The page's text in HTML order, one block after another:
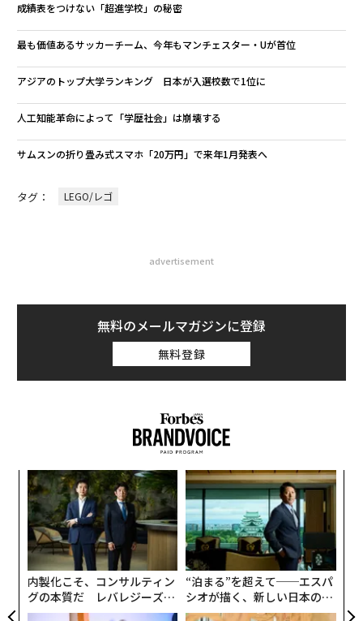
成績表をつけない「超進学校」の秘密
最も価値あるサッカーチーム、今年もマンチェスター・Uが首位
アジアのトップ大学ランキング 日本が入選校数で1位に
人工知能革命によって「学歴社会」は崩壊する
サムスンの折り畳み式スマホ「20万円」で来年1月発表へ
タグ： LEGO/レゴ
advertisement
無料のメールマガジンに登録
無料登録
内製化こそ、コンサルティン
グの本質だ レバレジーズが
実践する、次世代ファームの
“泊まる”を超えて──エスパ
シオが描く、新しい日本のラ
グジュアリー（前編）